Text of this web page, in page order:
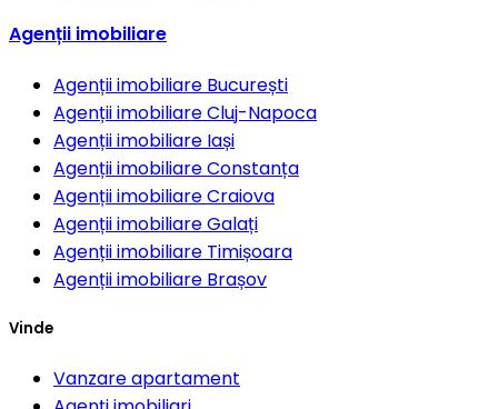
Agenții imobiliare
Agenții imobiliare București
Agenții imobiliareCluj-Napoca
Agenții imobiliare Iași
Agenții imobiliareConstanța
Agenții imobiliareCraiova
Agenții imobiliareGalați
Agenții imobiliare Timișoara
Agenții imobiliare Brașov
Vinde
Vanzare apartament